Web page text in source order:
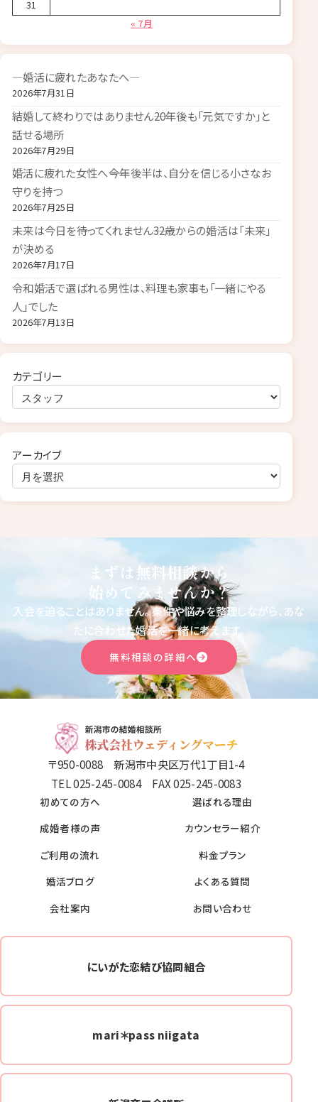
31
« 7月
―婚活に疲れたあなたへ―
2026年7月31日
結婚して終わりではありません――20年後も「元気ですか」と
話せる場所
2026年7月29日
婚活に疲れた女性へ――今年後半は、自分を信じる小さなお
守りを持つ
2026年7月25日
未来は今日を待ってくれません――32歳からの婚活は「未来」
が決める
2026年7月17日
令和婚活で選ばれる男性は、料理も家事も「一緒にやる
人」でした
2026年7月13日
カテゴリー
アーカイブ
まずは無料相談から
始めてみませんか？
入会を迫ることはありません。条件や悩みを整理しながら、あな
たに合わせた婚活を一緒に考えます。
無料相談の詳細へ
〒950-0088 新潟市中央区万代1丁目1-4
TEL 025-245-0084 FAX 025-245-0083
初めての方へ
選ばれる理由
成婚者様の声
カウンセラー紹介
ご利用の流れ
料金プラン
婚活ブログ
よくある質問
会社案内
お問い合わせ
にいがた恋結び協同組合
mari＊pass niigata